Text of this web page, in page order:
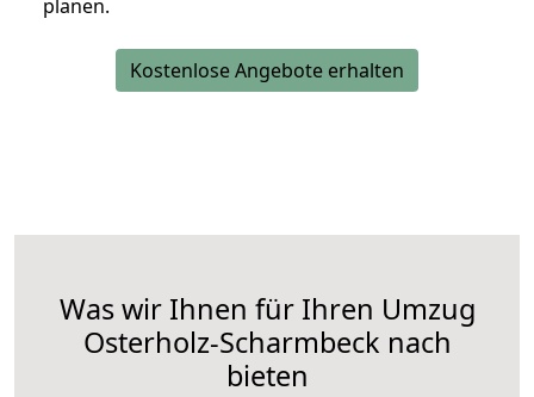
planen.
Kostenlose Angebote erhalten
Was wir Ihnen für Ihren Umzug
Osterholz-Scharmbeck nach
bieten